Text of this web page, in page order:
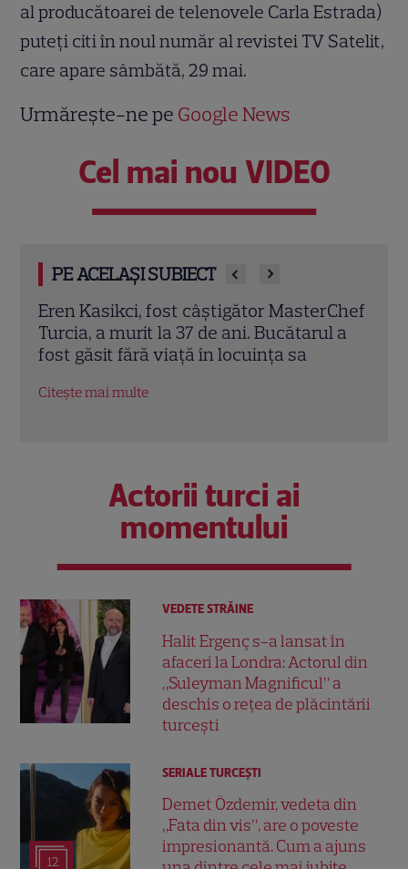
al producătoarei de telenovele Carla Estrada)
puteţi citi în noul număr al revistei TV Satelit,
care apare sâmbătă, 29 mai.
Urmărește-ne pe Google News
Cel mai nou VIDEO
PE ACELAȘI SUBIECT
Trei cupluri revin la „Insula Iubirii –
Reuniuni”. Ce se întâmplă când se
întâlnesc din nou cu Radu Vâlcan
Citește mai multe
Actorii turci ai
momentului
VEDETE STRĂINE
Halit Ergenç s-a lansat în
afaceri la Londra: Actorul din
„Suleyman Magnificul” a
deschis o rețea de plăcintării
turcești
12
SERIALE TURCEŞTI
Demet Özdemir, vedeta din
„Fata din vis”, are o poveste
impresionantă. Cum a ajuns